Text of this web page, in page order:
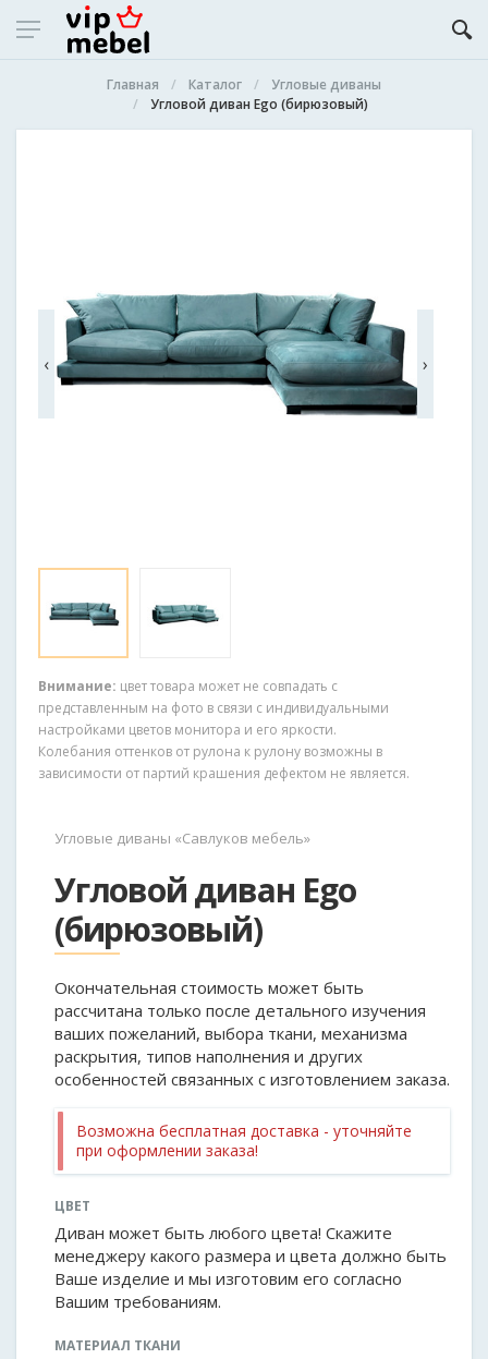
Главная Каталог
Угловые диваны
Угловой диван Ego (бирюзовый)
‹ ›
Внимание: цвет товара может не совпадать с
представленным на фото в связи с индивидуальными
настройками цветов монитора и его яркости.
Колебания оттенков от рулона к рулону возможны в
зависимости от партий крашения дефектом не является.
Угловые диваны «Савлуков мебель»
Угловой диван Ego
(бирюзовый)
Окончательная стоимость может быть
рассчитана только после детального изучения
ваших пожеланий, выбора ткани, механизма
раскрытия, типов наполнения и других
особенностей связанных с изготовлением заказа.
Возможна бесплатная доставка - уточняйте
при оформлении заказа!
ЦВЕТ
Диван может быть любого цвета! Скажите
менеджеру какого размера и цвета должно быть
Ваше изделие и мы изготовим его согласно
Вашим требованиям.
МАТЕРИАЛ ТКАНИ